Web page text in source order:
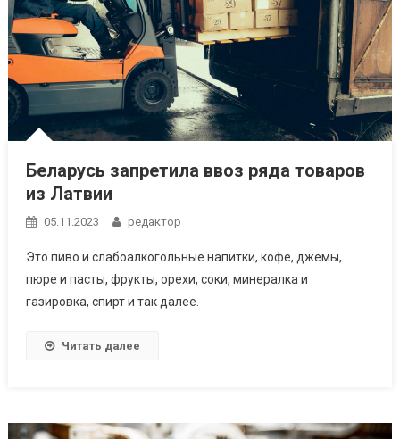
Беларусь запретила ввоз ряда товаров
из Латвии
05.11.2023 редактор
Это пиво и слабоалкогольные напитки, кофе, джемы,
пюре и пасты, фрукты, орехи, соки, минералка и
газировка, спирт и так далее.
Читать далее